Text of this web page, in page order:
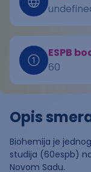
ESPB
60
Opis
Biohemija je
studija (60espb)
Novom Sadu.